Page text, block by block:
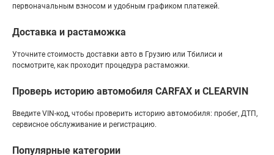
первоначальным взносом и удобным графиком платежей.
Доставка и растаможка
Уточните стоимость доставки авто в Грузию или Тбилиси и
посмотрите, как проходит процедура растаможки.
Проверь историю автомобиля CARFAX и CLEARVIN
Введите VIN-код, чтобы проверить историю автомобиля: пробег, ДТП,
сервисное обслуживание и регистрацию.
Популярные категории